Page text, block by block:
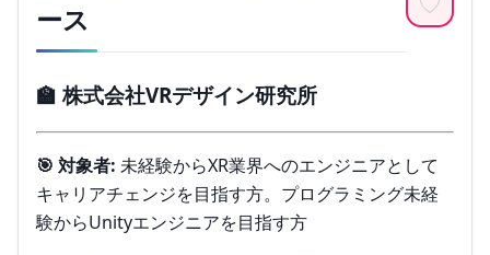
ース
🏫 株式会社VRデザイン研究所
🎯 対象者: 未経験からXR業界へのエンジニアとして
キャリアチェンジを目指す方。プログラミング未経
験からUnityエンジニアを目指す方